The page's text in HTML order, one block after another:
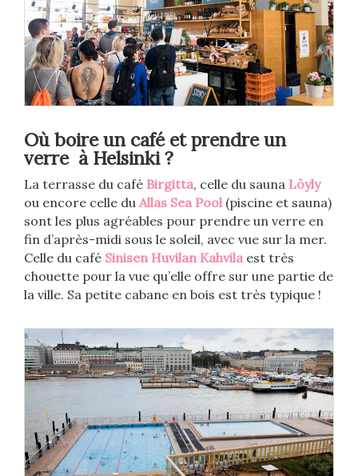
Où boire un café et prendre un
verre à Helsinki ?
La terrasse du café Birgitta, celle du sauna Löyly
ou encore celle du Allas Sea Pool(piscine et sauna)
sont les plus agréables pour prendre un verre en
fin d’après-midi sous le soleil, avec vue sur la mer.
Celle du café Sinisen Huvilan Kahvilaest très
chouette pour la vue qu’elle offre sur une partie de
la ville. Sa petite cabane en bois est très typique !